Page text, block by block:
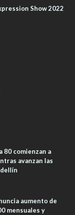
Show 2022
80 comienzan a
avanzan las
aumento de
mensuales y